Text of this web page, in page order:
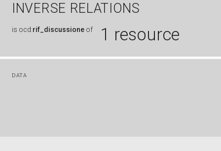
INVERSE RELATIONS
is ocd:rif_discussione of 1 resource
DATA